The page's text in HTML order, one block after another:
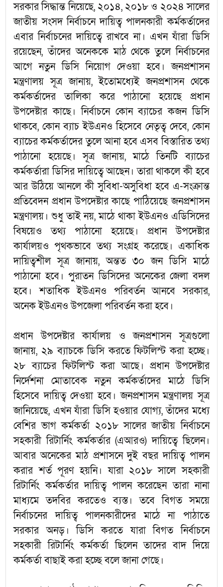
সরকার সিদ্ধান্ত নিয়েছে, ২০১৪, ২০১৮ ও ২০২৪ সালের
জাতীয় সংসদ নির্বাচনে দায়িত্ব পালনকারী কর্মকর্তাদের
এবার নির্বাচনের দায়িত্বে রাখবে না। এখন যাঁরা ডিসি
রয়েছেন, তাঁদের অনেককে মাঠ থেকে তুলে নির্বাচনের
আগে নতুন ডিসি নিয়োগ দেওয়া হবে। জনপ্রশাসন
মন্ত্রণালয় সূত্র জানায়, ইতোমধ্যেই জনপ্রশাসন থেকে
কর্মকর্তাদের তালিকা করে পাঠানো হয়েছে প্রধান
উপদেষ্টার কাছে। নির্বাচনে কোন ব্যাচের কজন ডিসি
থাকবে, কোন ব্যাচ ইউএনও হিসেবে নেতৃত্ব দেবে, কোন
ব্যাচের কর্মকর্তাদের তুলে আনা হবে এসব বিস্তারিত তথ্য
পাঠানো হয়েছে। সূত্র জানায়, মাঠে তিনটি ব্যাচের
কর্মকর্তারা ডিসির দায়িত্বে আছেন। তারা থাকলে কী হবে
আর উঠিয়ে আনলে কী সুবিধা-অসুবিধা হবে এ-সংক্রান্ত
প্রতিবেদন প্রধান উপদেষ্টার কাছে পাঠিয়েছে জনপ্রশাসন
মন্ত্রণালয়। শুধু তাই নয়, মাঠে থাকা ইউএনও এডিসিদের
বিষয়েও তথ্য পাঠানো হয়েছে। প্রধান উপদেষ্টার
কার্যালয়ও পৃথকভাবে তথ্য সংগ্রহ করেছে। একাধিক
দায়িত্বশীল সূত্র জানায়, অন্তত ৩০ জন ডিসি মাঠে
পাঠানো হবে। পুরাতন ডিসিদের অনেকের জেলা বদল
হবে। শতাধিক ইউএনও পরিবর্তন আনবে সরকার,
অনেক ইউএনও উপজেলা পরিবর্তন করা হবে।
প্রধান উপদেষ্টার কার্যালয় ও জনপ্রশাসন সূত্রগুলো
জানায়, ২৯ ব্যাচকে ডিসি করতে ফিটলিস্ট করা হচ্ছে।
২৮ ব্যাচের ফিটলিস্ট করা আছে। প্রধান উপদেষ্টার
নির্দেশনা মোতাবেক নতুন কর্মকর্তাদের মাঠে ডিসি
হিসেবে দায়িত্ব দেওয়া হবে। জনপ্রশাসন মন্ত্রণালয় সূত্র
জানিয়েছে, এখন যাঁরা ডিসি হওয়ার যোগ্য, তাঁদের মধ্যে
বেশির ভাগ কর্মকর্তা ২০১৮ সালের জাতীয় নির্বাচনে
সহকারী রিটার্নিং কর্মকর্তার (এআরও) দায়িত্বে ছিলেন।
আবার অনেকের মাঠ প্রশাসনে দুই বছর দায়িত্ব পালন
করার শর্ত পূরণ হয়নি। যারা ২০১৮ সালে সহকারী
রিটার্নিং কর্মকর্তার দায়িত্ব পালন করেছেন তারা নানা
মাধ্যমে তদবির করতেও ব্যস্ত। তবে বিগত সময়ে
নির্বাচনের দায়িত্ব পালনকারীদের মাঠে না পাঠাতে
সরকার অনড়। ডিসি করতে যারা বিগত নির্বাচনে
সহকারী রিটার্নিং কর্মকর্তা ছিলেন তাদের বাদ দিয়ে
কর্মকর্তা বাছাই করা হচ্ছে বলে জানা গেছে।